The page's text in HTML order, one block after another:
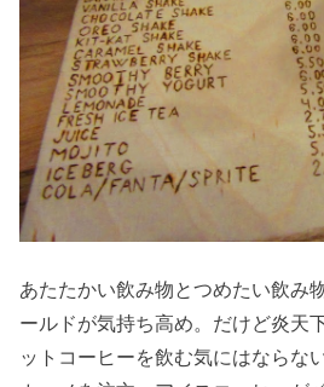
あたたかい飲み物とつめたい飲み
ールドが気持ち高め。だけど炎天
ットコーヒーを飲む気にはならな